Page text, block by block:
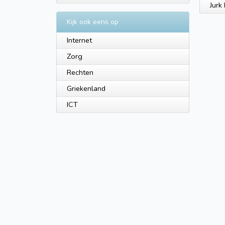
Kijk ook eens op
Internet
Zorg
Rechten
Griekenland
ICT
Jurk